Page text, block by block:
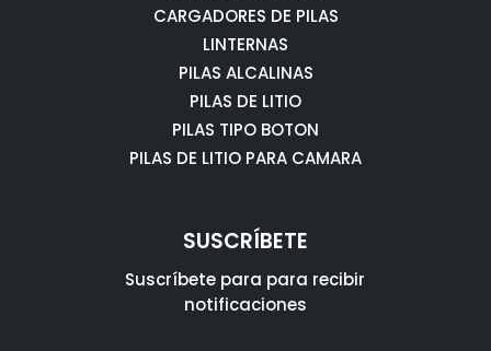
CARGADORES DE PILAS
LINTERNAS
PILAS ALCALINAS
PILAS DE LITIO
PILAS TIPO BOTON
PILAS DE LITIO PARA CAMARA
SUSCRÍBETE
Suscríbete para para recibir
notificaciones